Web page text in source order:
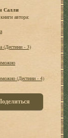
Салли
автора:
(Дестини - 3)
(Дестини - 4)